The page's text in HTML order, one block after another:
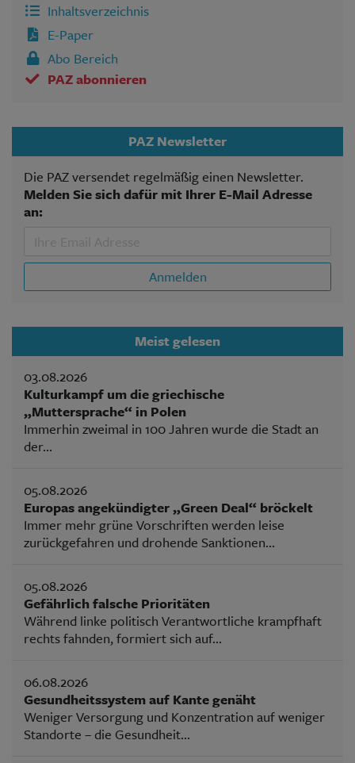
Inhaltsverzeichnis
E-Paper
Abo Bereich
PAZ abonnieren
PAZ Newsletter
Die PAZ versendet regelmäßig einen Newsletter.
Melden Sie sich dafür mit Ihrer E-Mail Adresse
an:
Anmelden
Meist gelesen
03.08.2026
Kulturkampf um die griechische
„Muttersprache“ in Polen
Immerhin zweimal in 100 Jahren wurde die Stadt an
der...
05.08.2026
Europas angekündigter „Green Deal“ bröckelt
Immer mehr grüne Vorschriften werden leise
zurückgefahren und drohende Sanktionen...
05.08.2026
Gefährlich falsche Prioritäten
Während linke politisch Verantwortliche krampfhaft
rechts fahnden, formiert sich auf...
06.08.2026
Gesundheitssystem auf Kante genäht
Weniger Versorgung und Konzentration auf weniger
Standorte – die Gesundheit...